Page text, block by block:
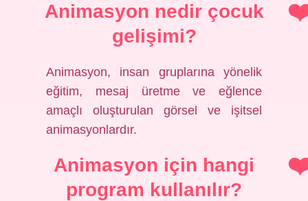
Animasyon nedir çocuk
gelişimi?
Animasyon, insan gruplarına yönelik
eğitim, mesaj üretme ve eğlence
amaçlı oluşturulan görsel ve işitsel
animasyonlardır.
Animasyon için hangi
program kullanılır?